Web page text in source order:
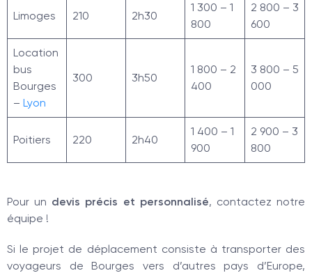
Limoges 210 2h30
1 300 – 1
800
2 800 – 3
600
Location
bus
Bourges
– Lyon
300 3h50
1 800 – 2
400
3 800 – 5
000
Poitiers 220 2h40
1 400 – 1
900
2 900 – 3
800
Pour un devis précis et personnalisé, contactez notre
équipe !
Si le projet de déplacement consiste à transporter des
voyageurs de Bourges vers d’autres pays d’Europe,